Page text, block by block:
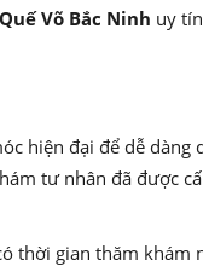
Võ Bắc Ninh uy
hiện đại để dễ
tư nhân đã được
thời gian thăm